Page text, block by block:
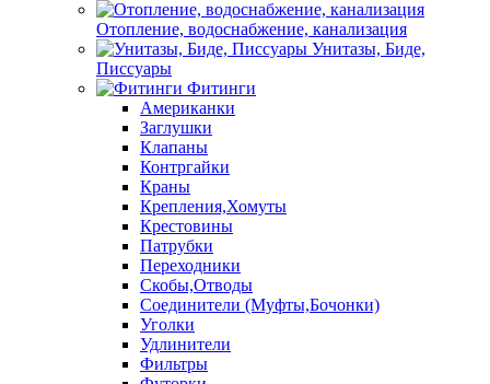
Отопление, водоснабжение, канализация
Унитазы, Биде,
Писсуары
Фитинги
Американки
Заглушки
Клапаны
Контргайки
Краны
Крепления,Хомуты
Крестовины
Патрубки
Переходники
Скобы,Отводы
Соединители (Муфты,Бочонки)
Уголки
Удлинители
Фильтры